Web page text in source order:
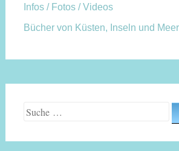
Infos / Fotos / Videos
Bücher von Küsten, Inseln und Meer
Suche nach: